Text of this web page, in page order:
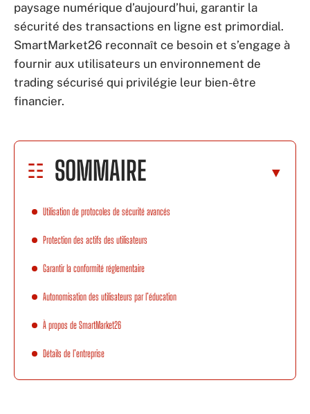
paysage numérique d’aujourd’hui, garantir la
sécurité des transactions en ligne est primordial.
SmartMarket26 reconnaît ce besoin et s’engage à
fournir aux utilisateurs un environnement de
trading sécurisé qui privilégie leur bien-être
financier.
SOMMAIRE
Utilisation de protocoles de sécurité avancés
Protection des actifs des utilisateurs
Garantir la conformité réglementaire
Autonomisation des utilisateurs par l’éducation
À propos de SmartMarket26
Détails de l’entreprise